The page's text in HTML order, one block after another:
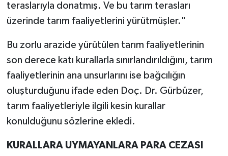
teraslarıyla donatmış. Ve bu tarım terasları
üzerinde tarım faaliyetlerini yürütmüşler."
Bu zorlu arazide yürütülen tarım faaliyetlerinin
son derece katı kurallarla sınırlandırıldığını, tarım
faaliyetlerinin ana unsurlarını ise bağcılığın
oluşturduğunu ifade eden Doç. Dr. Gürbüzer,
tarım faaliyetleriyle ilgili kesin kurallar
konulduğunu sözlerine ekledi.
KURALLARA UYMAYANLARA PARA CEZASI